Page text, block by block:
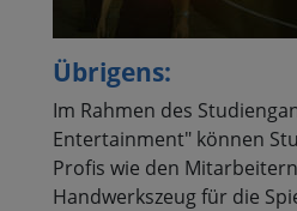
Übrigens:
Im Rahmen des
Entertainment" können
Profis wie den
Handwerkszeug für die